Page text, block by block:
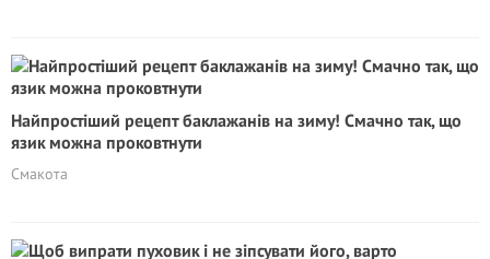
Найпростіший рецепт баклажанів на зиму! Смачно так, що
язик можна проковтнути
Смакота